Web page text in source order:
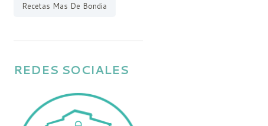
Recetas Mas De Bondia
REDES SOCIALES